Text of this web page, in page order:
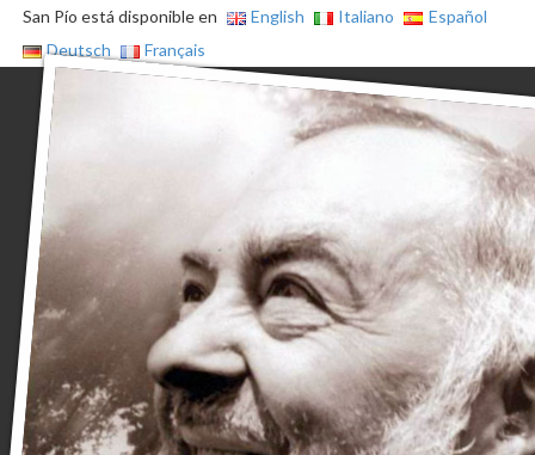
San Pío está disponible en English Italiano
Español
Deutsch
Français